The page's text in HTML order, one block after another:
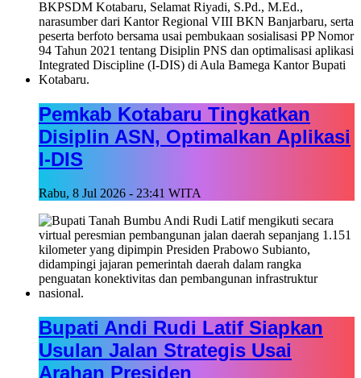
Pemkab Kotabaru Tingkatkan
Disiplin ASN, Optimalkan Aplikasi
I-DIS
Rabu, 8 Jul 2026 - 23:41 WITA
Bupati Andi Rudi Latif Siapkan
Usulan Jalan Strategis Usai
Arahan Presiden